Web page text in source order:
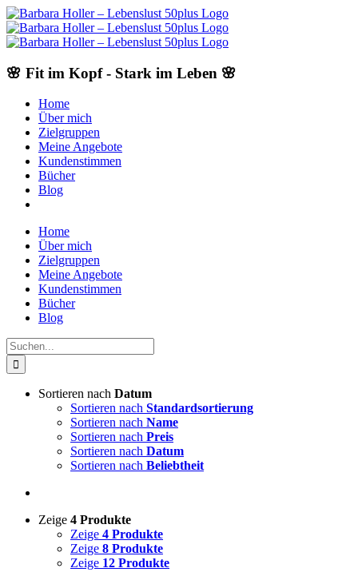
Skip
to
content
🌸 Fit im Kopf - Stark im Leben 🌸
Home
Über mich
Zielgruppen
Meine Angebote
Kundenstimmen
Bücher
Blog
Home
Über mich
Zielgruppen
Meine Angebote
Kundenstimmen
Bücher
Blog
Suche
nach:
Sortieren nach Datum
Sortieren nach Standardsortierung
Sortieren nach Name
Sortieren nach Preis
Sortieren nach Datum
Sortieren nach Beliebtheit
Zeige 4 Produkte
Zeige 4 Produkte
Zeige 8 Produkte
Zeige 12 Produkte